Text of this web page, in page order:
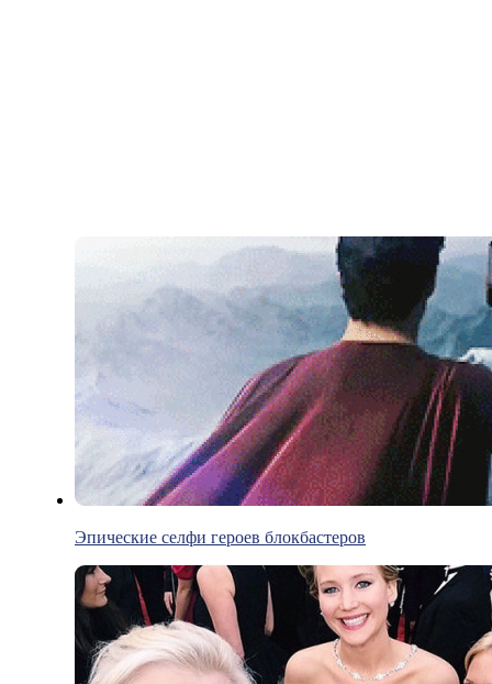
Эпические селфи героев блокбастеров